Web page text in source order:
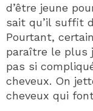
d’être jeune
sait qu’il suffit
Pourtant,
paraître le plus
pas si
cheveux. On
cheveux qui